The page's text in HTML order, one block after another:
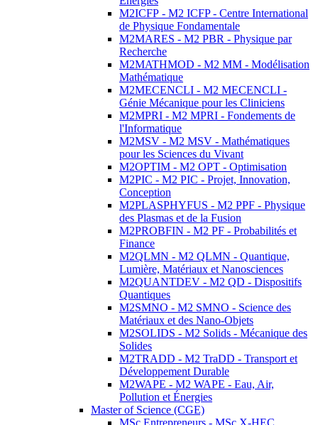
M2ICFP - M2 ICFP - Centre International
de Physique Fondamentale
M2MARES - M2 PBR - Physique par
Recherche
M2MATHMOD - M2 MM - Modélisation
Mathématique
M2MECENCLI - M2 MECENCLI -
Génie Mécanique pour les Cliniciens
M2MPRI - M2 MPRI - Fondements de
l'Informatique
M2MSV - M2 MSV - Mathématiques
pour les Sciences du Vivant
M2OPTIM - M2 OPT - Optimisation
M2PIC - M2 PIC - Projet, Innovation,
Conception
M2PLASPHYFUS - M2 PPF - Physique
des Plasmas et de la Fusion
M2PROBFIN - M2 PF - Probabilités et
Finance
M2QLMN - M2 QLMN - Quantique,
Lumière, Matériaux et Nanosciences
M2QUANTDEV - M2 QD - Dispositifs
Quantiques
M2SMNO - M2 SMNO - Science des
Matériaux et des Nano-Objets
M2SOLIDS - M2 Solids - Mécanique des
Solides
M2TRADD - M2 TraDD - Transport et
Développement Durable
M2WAPE - M2 WAPE - Eau, Air,
Pollution et Énergies
Master of Science (CGE)
MSc Entrepreneurs - MSc X-HEC